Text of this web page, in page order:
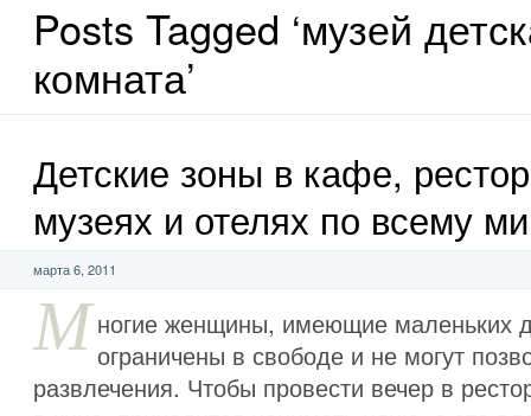
Posts Tagged ‘музей
комната’
Детские зоны в кафе,
музеях и отелях по всему
марта 6, 2011
М ногие женщины, имеющие маленьких
ограничены в свободе и не могут
развлечения. Чтобы провести вечер в